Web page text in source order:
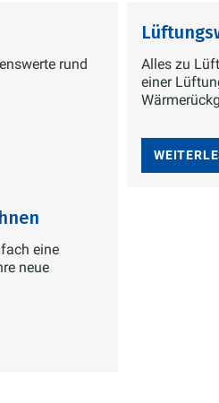
rund
Alles zu
einer
eine
neue